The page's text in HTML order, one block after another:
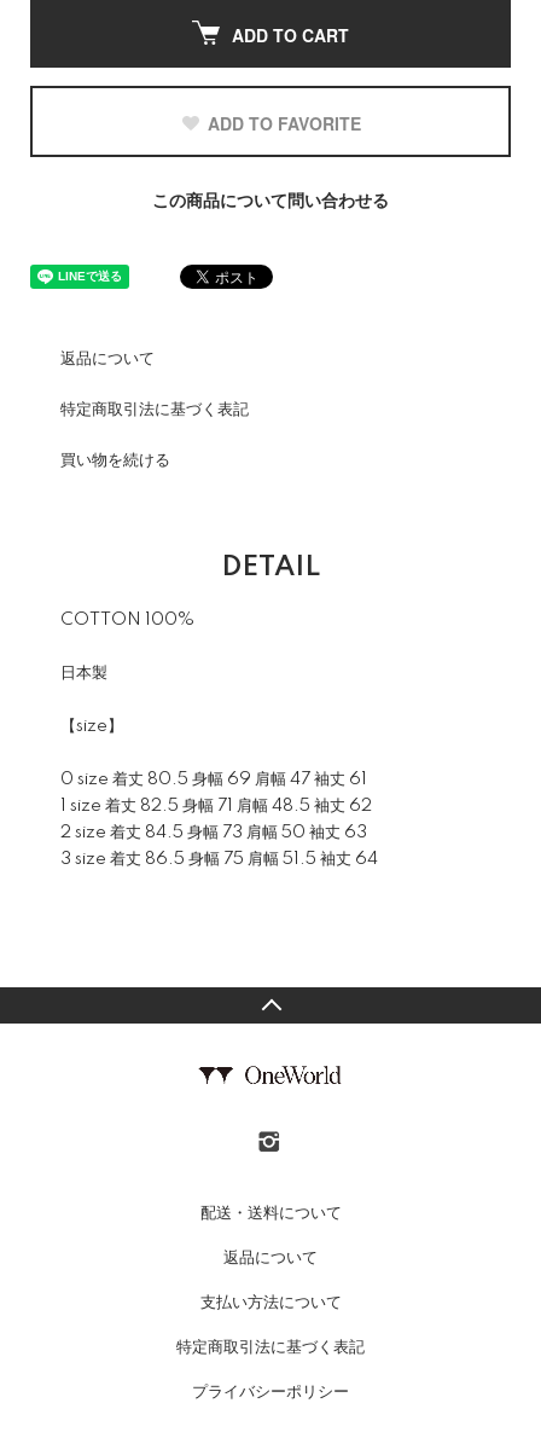
ADD TO CART
ADD TO FAVORITE
この商品について問い合わせる
返品について
特定商取引法に基づく表記
買い物を続ける
DETAIL
COTTON 100%
日本製
【size】
0 size 着丈 80.5 身幅 69 肩幅 47 袖丈 61
1 size 着丈 82.5 身幅 71 肩幅 48.5 袖丈 62
2 size 着丈 84.5 身幅 73 肩幅 50 袖丈 63
3 size 着丈 86.5 身幅 75 肩幅 51.5 袖丈 64
配送・送料について
返品について
支払い方法について
特定商取引法に基づく表記
プライバシーポリシー